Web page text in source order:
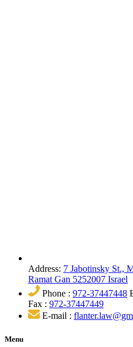
Address: 7 Jabotinsky St.,
Ramat Gan 5252007 Israel
Phone : 972-37447448
Fax : 972-37447449
E-mail :
Menu